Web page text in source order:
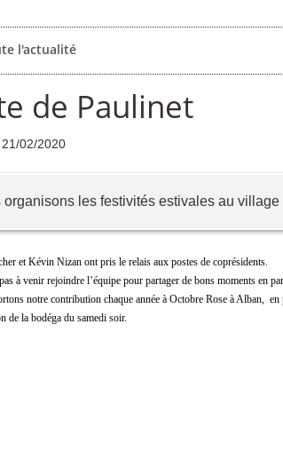
l'actualité
de Paulinet
02/2020
organisons les festivités estivales au
et Kévin Nizan ont pris le relais aux postes de coprésidents.
à venir rejoindre l’équipe pour partager de bons moments en
notre contribution chaque année à Octobre Rose à Alban,
de la bodéga du samedi soir.